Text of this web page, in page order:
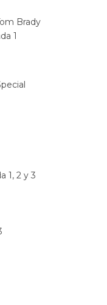
Brady
1
1, 2 y 3